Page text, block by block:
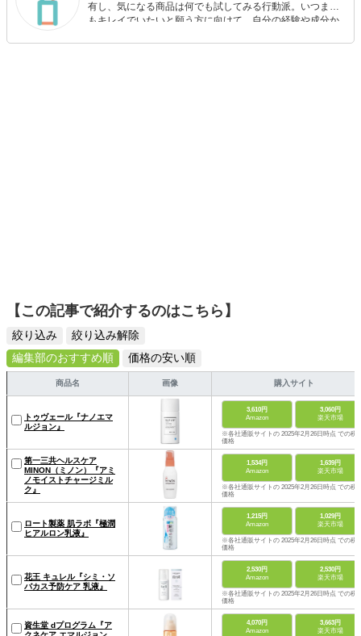
有し、気になる商品は何でも試してみる行動派。いつまで
もキレイでいたいと願う方に向けて、自分の経験や成分か
【この記事で紹介するのはこちら】
絞り込み
絞り込み解除
編集部のおすすめ順
価格の安い順
商品名 画像 購入サイト
トゥヴェール『ナノエマ
ルジョン』
3,610円
Amazon
3,060円
楽天市場
※各社通販サイトの 2025年2月26日時点 での税
価格
第一三共ヘルスケア
MINON（ミノン）『アミ
ノモイストチャージミル
ク』
1,534円
Amazon
1,639円
楽天市場
※各社通販サイトの 2025年2月26日時点 での税
価格
ロート製薬 肌ラボ『極潤
ヒアルロン乳液』
1,215円
Amazon
1,029円
楽天市場
※各社通販サイトの 2025年2月26日時点 での税
価格
花王 キュレル『シミ・ソ
バカス予防ケア 乳液』
2,530円
Amazon
2,530円
楽天市場
※各社通販サイトの 2025年2月26日時点 での税
価格
資生堂 dプログラム『ア
4,070円
Amazon
3,663円
楽天市場